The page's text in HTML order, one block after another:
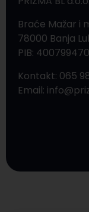
Braće Mažar i
78000 Banja
PIB:
Kontakt: 065
Email: